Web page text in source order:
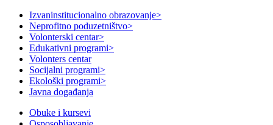
Izvaninstitucionalno obrazovanje>
Neprofitno poduzetništvo>
Volonterski centar>
Edukativni programi>
Volonters centar
Socijalni programi>
Ekološki programi>
Javna događanja
Obuke i kursevi